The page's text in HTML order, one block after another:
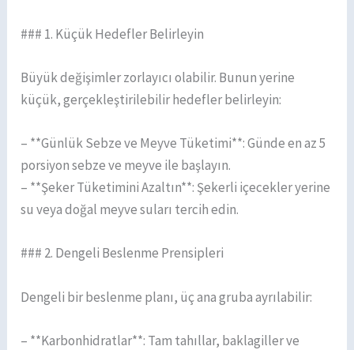
### 1. Küçük Hedefler Belirleyin
Büyük değişimler zorlayıcı olabilir. Bunun yerine
küçük, gerçekleştirilebilir hedefler belirleyin:
– **Günlük Sebze ve Meyve Tüketimi**: Günde en az 5
porsiyon sebze ve meyve ile başlayın.
– **Şeker Tüketimini Azaltın**: Şekerli içecekler yerine
su veya doğal meyve suları tercih edin.
### 2. Dengeli Beslenme Prensipleri
Dengeli bir beslenme planı, üç ana gruba ayrılabilir:
– **Karbonhidratlar**: Tam tahıllar, baklagiller ve